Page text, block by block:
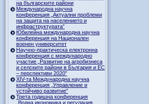
на българските райони
Международна научна
конференция „Актуални проблеми
на защита на населението и
инфраструктурата”
Юбилейна международна научна
конференция на Национален
военен университет
Научно-практическа електронна
конференция с международно
участие „Развитие на агробизнеса
и селските райони в България и ЕС
– перспективи 2020”
XIV-та Международна научна
конференция „Управление и
устойчиво развитие”
Трета годишна конференция
„Водна икономика и регулация,